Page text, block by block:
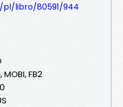
libro/80591/944
FB2